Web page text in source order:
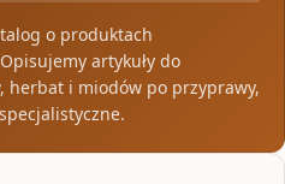
o produktach
artykuły do
i miodów po przyprawy,